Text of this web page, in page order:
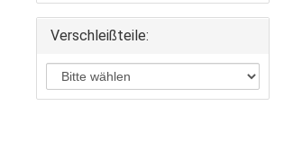
Verschleißteile: